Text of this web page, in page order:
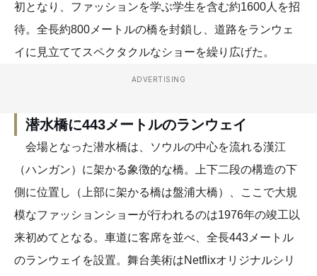
初となり、ファッションを学ぶ学生を含む約1600人を招
待。全長約800メートルの橋を封鎖し、道路をランウェ
イに見立ててスペクタクルなショーを繰り広げた。
ADVERTISING
潜水橋に443メートルのランウェイ
会場となった潜水橋は、ソウルの中心を流れる漢江
（ハンガン）に架かる象徴的な橋。上下二段の構造の下
側に位置し（上部に架かる橋は盤浦大橋）、ここで大規
模なファッションショーが行われるのは1976年の竣工以
来初めてとなる。車道に客席を並べ、全長443メートル
のランウェイを設置。舞台美術はNetflixオリジナルシリ